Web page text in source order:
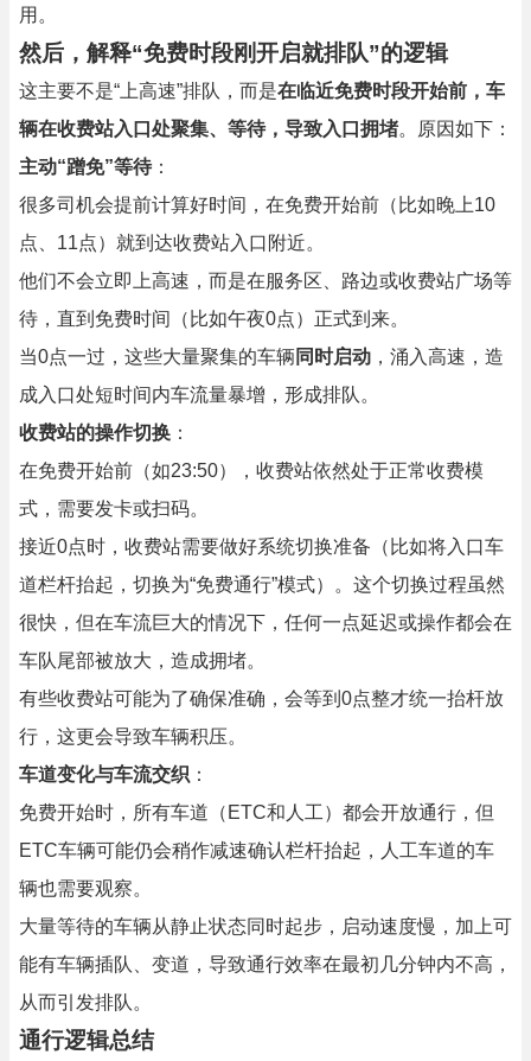
用。
然后，解释“免费时段刚开启就排队”的逻辑
这主要不是“上高速”排队，而是在临近免费时段开始前，车
辆在收费站入口处聚集、等待，导致入口拥堵。原因如下：
主动“蹭免”等待：
很多司机会提前计算好时间，在免费开始前（比如晚上10
点、11点）就到达收费站入口附近。
他们不会立即上高速，而是在服务区、路边或收费站广场等
待，直到免费时间（比如午夜0点）正式到来。
当0点一过，这些大量聚集的车辆 同时启动 ，涌入高速，造
成入口处短时间内车流量暴增，形成排队。
收费站的操作切换 ：
在免费开始前（如23:50），收费站依然处于正常收费模
式，需要发卡或扫码。
接近0点时，收费站需要做好系统切换准备（比如将入口车
道栏杆抬起，切换为“免费通行”模式）。这个切换过程虽然
很快，但在车流巨大的情况下，任何一点延迟或操作都会在
车队尾部被放大，造成拥堵。
有些收费站可能为了确保准确，会等到0点整才统一抬杆放
行，这更会导致车辆积压。
车道变化与车流交织 ：
免费开始时，所有车道（ETC和人工）都会开放通行，但
ETC车辆可能仍会稍作减速确认栏杆抬起，人工车道的车
辆也需要观察。
大量等待的车辆从静止状态同时起步，启动速度慢，加上可
能有车辆插队、变道，导致通行效率在最初几分钟内不高，
从而引发排队。
通行逻辑总结